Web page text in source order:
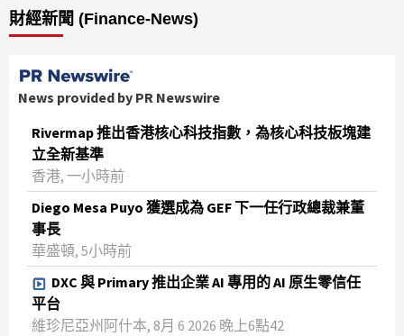
財經新聞 (Finance-News)
News provided by PR Newswire
Rivermap 推出香港核心科技指數，為核心科技板塊建
立全新基準
香港, 一小時前
Diego Mesa Puyo 獲選成為 GEF 下一任行政總裁兼董
事長
華盛頓, 5小時前
DXC 與 Primary 推出企業 AI 專用的 AI 原生零信任
平台
維珍尼亞州阿什本, 8月 6 2026 晚上6點42